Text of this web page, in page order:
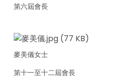
第六屆會長
麥美儀女士
第十一至十二屆會長